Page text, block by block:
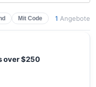
Mit Code 1 Angebote
over $250